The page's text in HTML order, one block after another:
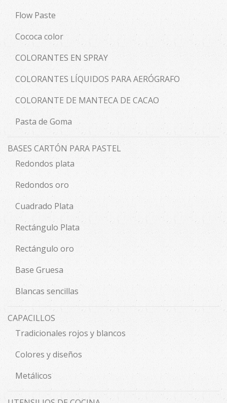
Flow Paste
Cococa color
COLORANTES EN SPRAY
COLORANTES LÍQUIDOS PARA AERÓGRAFO
COLORANTE DE MANTECA DE CACAO
Pasta de Goma
BASES CARTÓN PARA PASTEL
Redondos plata
Redondos oro
Cuadrado Plata
Rectángulo Plata
Rectángulo oro
Base Gruesa
Blancas sencillas
CAPACILLOS
Tradicionales rojos y blancos
Colores y diseños
Metálicos